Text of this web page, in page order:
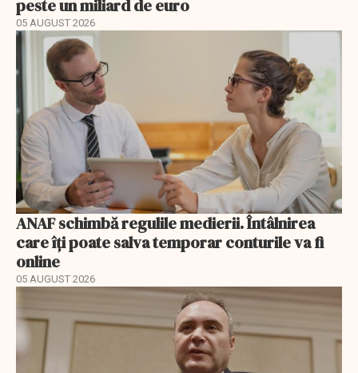
peste un miliard de euro
05 AUGUST 2026
ANAF schimbă regulile medierii. Întâlnirea
care îți poate salva temporar conturile va fi
online
05 AUGUST 2026